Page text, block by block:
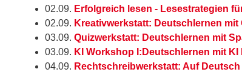
02.09. Erfolgreich lesen - Lesestrategien
02.09. Kreativwerkstatt: Deutschlernen
03.09. Quizwerkstatt: Deutschlernen mit
03.09. KI Workshop I:Deutschlernen mit KI
04.09. Rechtschreibwerkstatt: Auf